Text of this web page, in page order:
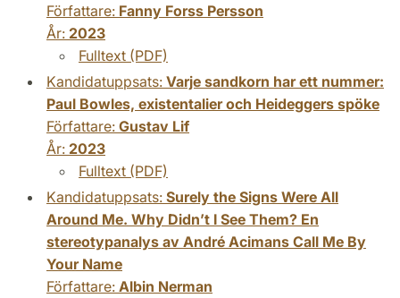
Författare: Fanny Forss Persson
År: 2023
Fulltext (PDF)
Kandidatuppsats: Varje sandkorn har ett nummer:
Paul Bowles, existentalier och Heideggers spöke
Författare: Gustav Lif
År: 2023
Fulltext (PDF)
Kandidatuppsats: Surely the Signs Were All
Around Me. Why Didn’t I See Them? En
stereotypanalys av André Acimans Call Me By
Your Name
Författare: Albin Nerman